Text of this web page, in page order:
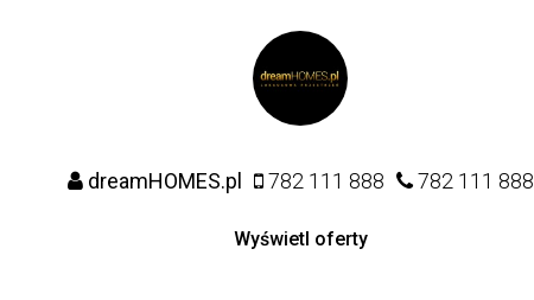
dreamHOMES.pl 782 111 888 782 111 888
Wyświetl oferty